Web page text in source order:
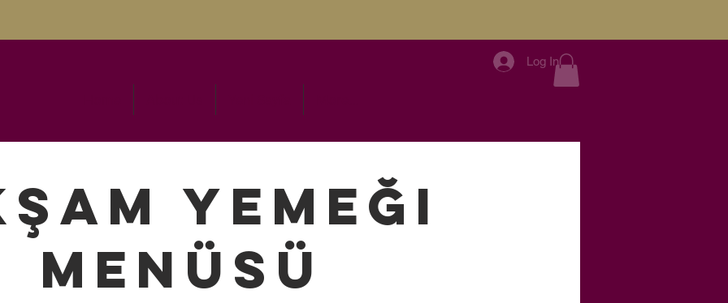
Log In
Yemeği
Menüsü